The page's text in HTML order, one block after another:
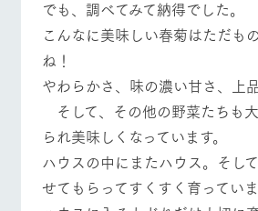
営業時
間・料金
交通アク
セス
よくいた
だく質問
季節の移り変わ
りを存分に味わ
う
森の雄大な
なかで動
れあう
レストラ
ン
牧場の生産品を
知り尽くした料
理人が腕を振
い、ビュッフェ
シ
／お
丹精込め
た生産品
め、牧場
ブログ
お問い合わせ・資料請求
生産品カタログ・資料DL
English (Google Translate)
ネットショップ
動物とふれあう
牧場マップを見る 周遊バス
でも、調べてみて納得でした。
こんなに美味しい春菊はただも
ね！
やわらかさ、味の濃い甘さ、上
そして、その他の野菜たちも
られ美味しくなっています。
ハウスの中にまたハウス。そし
せてもらってすくすく育っていま